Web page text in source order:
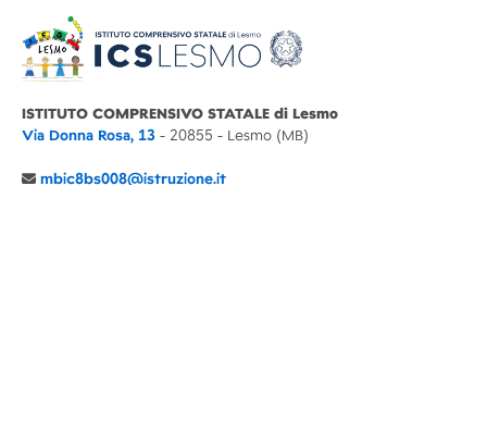
ISTITUTO COMPRENSIVO STATALE di Lesmo
Via Donna Rosa, 13 - 20855 - Lesmo (MB)
mbic8bs008@istruzione.it